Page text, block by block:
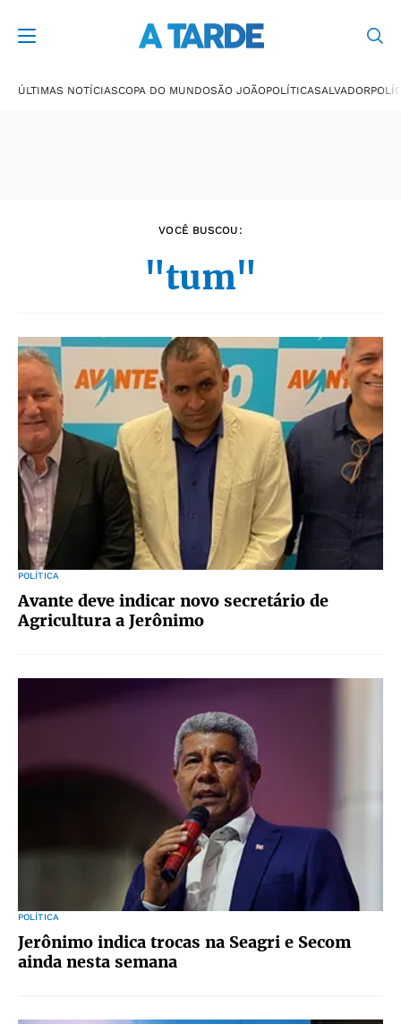
ÚLTIMAS NOTÍCIASCOPA DO MUNDOSÃO JOÃOPOLÍTICASALVADOR
VOCÊ BUSCOU:
"tum"
POLÍTICA
Avante deve indicar novo secretário de
Agricultura a Jerônimo
POLÍTICA
Jerônimo indica trocas na Seagri e Secom
ainda nesta semana